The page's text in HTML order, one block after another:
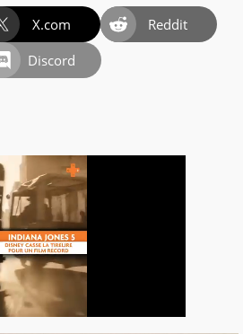
X.com
Reddit
Discord